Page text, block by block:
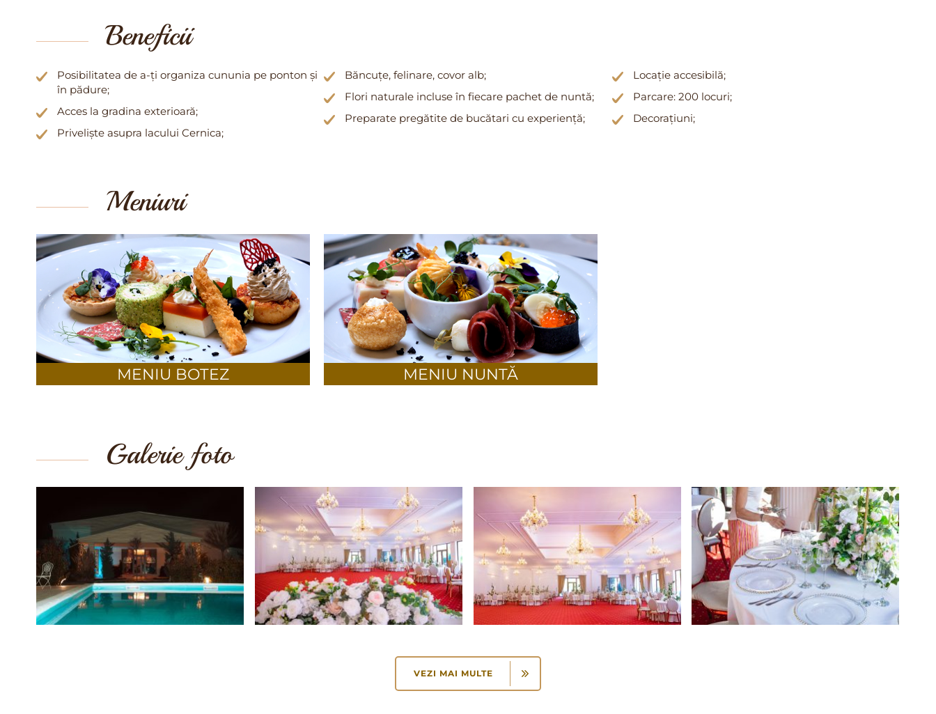
Beneficii
Posibilitatea de a-ți organiza cununia pe ponton și
în pădure;
Acces la gradina exterioară;
Priveliște asupra lacului Cernica;
Băncuțe, felinare, covor alb;
Flori naturale incluse în fiecare pachet de nuntă;
Preparate pregătite de bucătari cu experiență;
Locație accesibilă;
Parcare: 200 locuri;
Decorațiuni;
Meniuri
MENIU BOTEZ MENIU NUNTĂ
Galerie foto
VEZI MAI MULTE